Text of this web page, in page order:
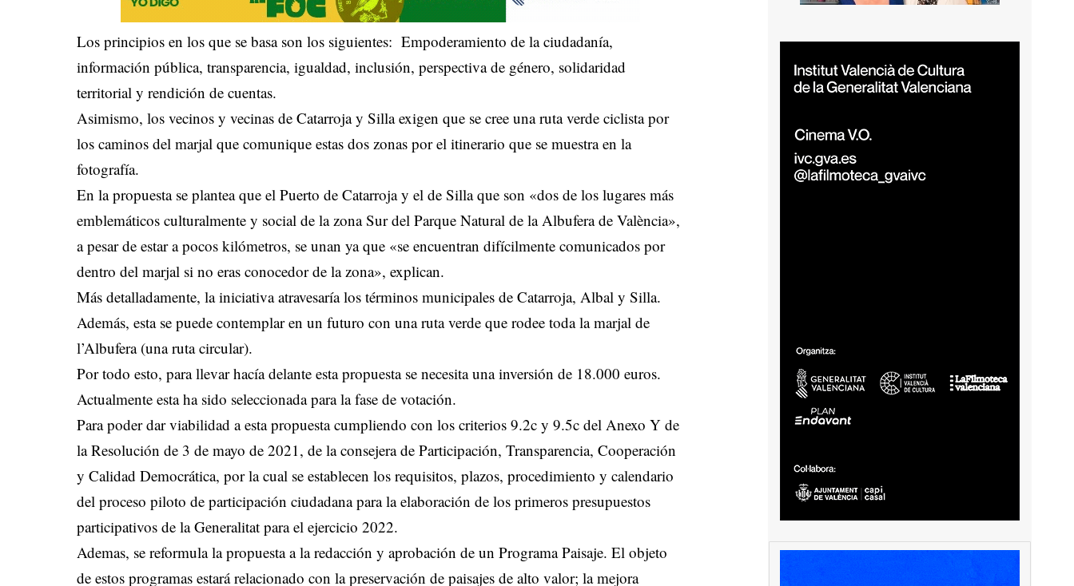
Los principios en los que se basa son los siguientes: Empoderamiento de la ciudadanía,
información pública, transparencia, igualdad, inclusión, perspectiva de género, solidaridad
territorial y rendición de cuentas.
Asimismo, los vecinos y vecinas de Catarroja y Silla exigen que se cree una ruta verde ciclista por
los caminos del marjal que comunique estas dos zonas por el itinerario que se muestra en la
fotografía.
En la propuesta se plantea que el Puerto de Catarroja y el de Silla que son «dos de los lugares más
emblemáticos culturalmente y social de la zona Sur del Parque Natural de la Albufera de València»,
a pesar de estar a pocos kilómetros, se unan ya que «se encuentran difícilmente comunicados por
dentro del marjal si no eras conocedor de la zona», explican.
Más detalladamente, la iniciativa atravesaría los términos municipales de Catarroja, Albal y Silla.
Además, esta se puede contemplar en un futuro con una ruta verde que rodee toda la marjal de
l’Albufera (una ruta circular).
Por todo esto, para llevar hacía delante esta propuesta se necesita una inversión de 18.000 euros.
Actualmente esta ha sido seleccionada para la fase de votación.
Para poder dar viabilidad a esta propuesta cumpliendo con los criterios 9.2c y 9.5c del Anexo Y de
la Resolución de 3 de mayo de 2021, de la consejera de Participación, Transparencia, Cooperación
y Calidad Democrática, por la cual se establecen los requisitos, plazos, procedimiento y calendario
del proceso piloto de participación ciudadana para la elaboración de los primeros presupuestos
participativos de la Generalitat para el ejercicio 2022.
Ademas, se reformula la propuesta a la redacción y aprobación de un Programa Paisaje. El objeto
de estos programas estará relacionado con la preservación de paisajes de alto valor; la mejora